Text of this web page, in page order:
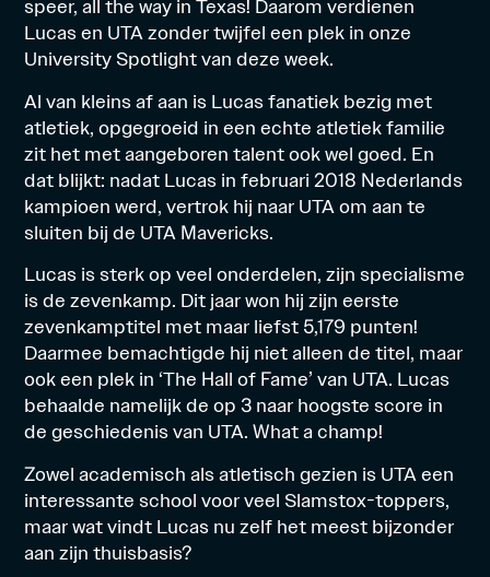
speer, all the way in Texas! Daarom verdienen
Lucas en UTA zonder twijfel een plek in onze
University Spotlight van deze week.
Al van kleins af aan is Lucas fanatiek bezig met
atletiek, opgegroeid in een echte atletiek familie
zit het met aangeboren talent ook wel goed. En
dat blijkt: nadat Lucas in februari 2018 Nederlands
kampioen werd, vertrok hij naar UTA om aan te
sluiten bij de UTA Mavericks.
Lucas is sterk op veel onderdelen, zijn specialisme
is de zevenkamp. Dit jaar won hij zijn eerste
zevenkamptitel met maar liefst 5,179 punten!
Daarmee bemachtigde hij niet alleen de titel, maar
ook een plek in ‘The Hall of Fame’ van UTA. Lucas
behaalde namelijk de op 3 naar hoogste score in
de geschiedenis van UTA. What a champ!
Zowel academisch als atletisch gezien is UTA een
interessante school voor veel Slamstox-toppers,
maar wat vindt Lucas nu zelf het meest bijzonder
aan zijn thuisbasis?